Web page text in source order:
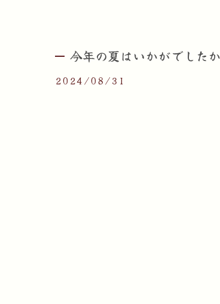
今年の夏はいかがでした
2024/08/31